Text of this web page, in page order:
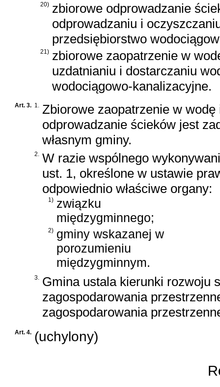
20) zbiorowe odprowadzanie
odprowadzaniu i
przedsiębiorstwo
21) zbiorowe zaopatrzenie w
uzdatnianiu i dostarczaniu
wodociągowo-kanalizacyjne.
Art. 3. 1. Zbiorowe zaopatrzenie w wodę
odprowadzanie ścieków jest
własnym gminy.
2. W razie wspólnego
ust. 1, określone w ustawie
odpowiednio właściwe organy:
1) związku
międzygminnego;
2) gminy wskazanej w
porozumieniu
międzygminnym.
3. Gmina ustala kierunki rozwoju
zagospodarowania
zagospodarowania
Art. 4. (uchylony)